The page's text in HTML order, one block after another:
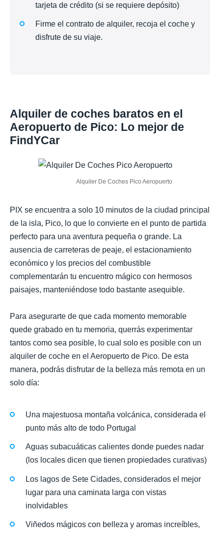
tarjeta de crédito (si se requiere depósito)
Firme el contrato de alquiler, recoja el coche y
disfrute de su viaje.
Alquiler de coches baratos en el
Aeropuerto de Pico: Lo mejor de
FindYCar
Alquiler De Coches Pico Aeropuerto
PIX se encuentra a solo 10 minutos de la ciudad principal
de la isla, Pico, lo que lo convierte en el punto de partida
perfecto para una aventura pequeña o grande. La
ausencia de carreteras de peaje, el estacionamiento
económico y los precios del combustible
complementarán tu encuentro mágico con hermosos
paisajes, manteniéndose todo bastante asequible.
Para asegurarte de que cada momento memorable
quede grabado en tu memoria, querrás experimentar
tantos como sea posible, lo cual solo es posible con un
alquiler de coche en el Aeropuerto de Pico. De esta
manera, podrás disfrutar de la belleza más remota en un
solo día:
Una majestuosa montaña volcánica, considerada el
punto más alto de todo Portugal
Aguas subacuáticas calientes donde puedes nadar
(los locales dicen que tienen propiedades curativas)
Los lagos de Sete Cidades, considerados el mejor
lugar para una caminata larga con vistas
inolvidables
Viñedos mágicos con belleza y aromas increíbles,